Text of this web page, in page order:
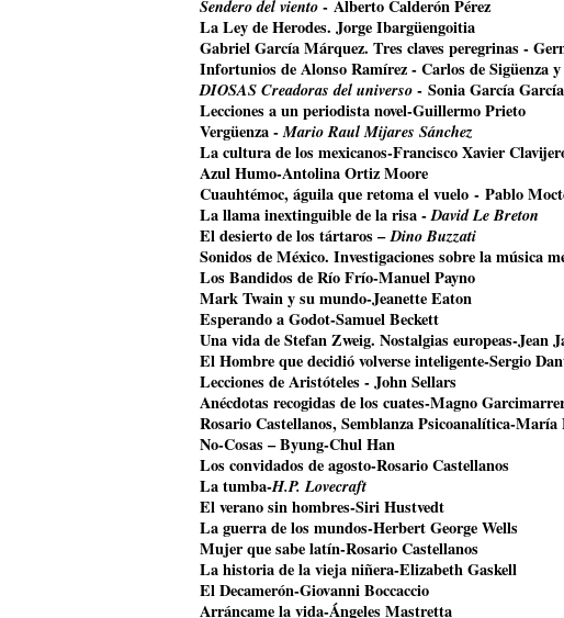
Sendero del viento- Alberto Calderón Pérez
La Ley de Herodes. Jorge Ibargüengoitia
Gabriel García Márquez. Tres claves peregrinas -
Infortunios de Alonso Ramírez - Carlos de Sigüenza
DIOSAS Creadoras del universo- Sonia García García
Lecciones a un periodista novel-Guillermo Prieto
Vergüenza -Mario Raul Mijares Sánchez
La cultura de los mexicanos-Francisco Xavier
Azul Humo-Antolina Ortiz Moore
Cuauhtémoc, águila que retoma el vuelo - Pablo
La llama inextinguible de la risa -David Le Breton
El desierto de los tártaros –Dino Buzzati
Sonidos de México. Investigaciones sobre la música
Los Bandidos de Río Frío-Manuel Payno
Mark Twain y su mundo-Jeanette Eaton
Esperando a Godot-Samuel Beckett
Una vida de Stefan Zweig. Nostalgias europeas-Jean
El Hombre que decidió volverse inteligente-Sergio
Lecciones de Aristóteles - John Sellars
Anécdotas recogidas de los cuates-Magno
Rosario Castellanos, Semblanza Psicoanalítica-María
No-Cosas – Byung-Chul Han
Los convidados de agosto-Rosario Castellanos
La tumba-H.P. Lovecraft
El verano sin hombres-Siri Hustvedt
La guerra de los mundos-Herbert George Wells
Mujer que sabe latín-Rosario Castellanos
La historia de la vieja niñera-Elizabeth Gaskell
El Decamerón-Giovanni Boccaccio
Arráncame la vida-Ángeles Mastretta